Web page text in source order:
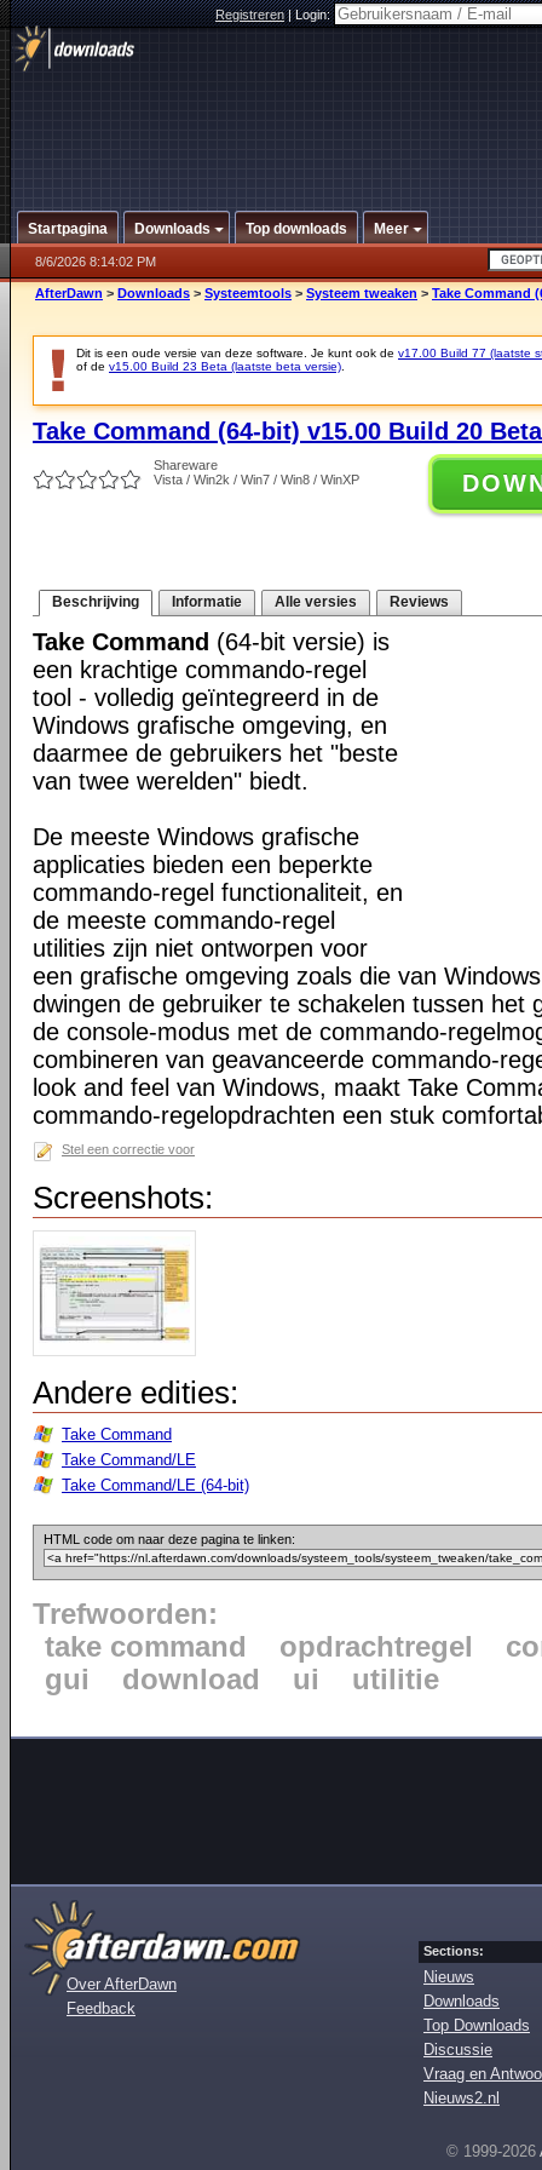
Registreren|Login:
Startpagina Downloads Top downloads Meer
8/6/2026 8:14:02 PM
AfterDawn > Downloads > Systeemtools > Systeem tweaken > Take Command
Dit is een oude versie van deze software. Je kunt ook de v17.00 Build 77 (laatste
of de v15.00 Build 23 Beta (laatste beta versie)
Take Command (64-bit) v15.00 Build 20 Beta
Shareware
Vista / Win2k / Win7 / Win8 / WinXP
Beschrijving Informatie Alle versies Reviews
Take Command (64-bit versie) is
een krachtige commando-regel
tool - volledig geïntegreerd in de
Windows grafische omgeving, en
daarmee de gebruikers het "beste
van twee werelden" biedt.
De meeste Windows grafische
applicaties bieden een beperkte
commando-regel functionaliteit, en
de meeste commando-regel
utilities zijn niet ontworpen voor
een grafische omgeving zoals die van
dwingen de gebruiker te schakelen tussen het
de console-modus met de commando-
combineren van geavanceerde commando-
look and feel van Windows, maakt Take
commando-regelopdrachten een stuk
Stel een correctie voor
Screenshots:
Andere edities:
Take Command
Take Command/LE
Take Command/LE (64-bit)
HTML code om naar deze pagina te linken:
Trefwoorden:
take command
opdrachtregel
gui
download ui utilitie
Over AfterDawn
Feedback
Sections:
Nieuws
Downloads
Top Downloads
Discussie
Vraag en
Nieuws2.nl
© 1999-2026